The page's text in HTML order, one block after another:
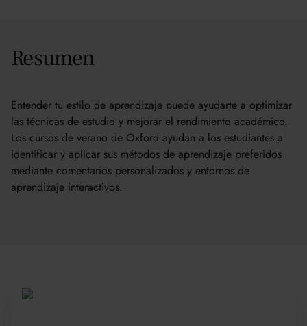
Resumen
Entender tu estilo de aprendizaje puede ayudarte a optimizar
las técnicas de estudio y mejorar el rendimiento académico.
Los cursos de verano de Oxford ayudan a los estudiantes a
identificar y aplicar sus métodos de aprendizaje preferidos
mediante comentarios personalizados y entornos de
aprendizaje interactivos.